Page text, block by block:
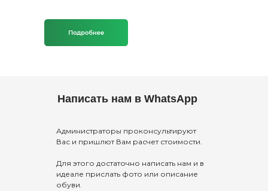
Написать нам в WhatsApp
Администраторы проконсультируют
Вас и пришлют Вам расчет стоимости.
Для этого достаточно написать нам и в
идеале прислать фото или описание
обуви.